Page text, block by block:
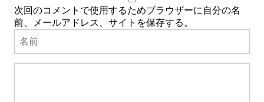
次回のコメントで使用するためブラウザーに自分の名
前、メールアドレス、サイトを保存する。